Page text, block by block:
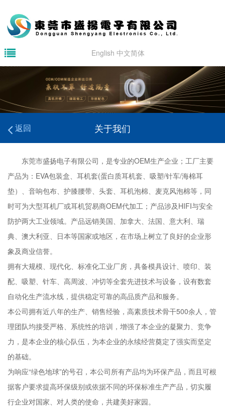
English 中文简体
返回 关于我们
东莞市盛扬电子有限公司，是专业的OEM生产企业；工厂主要
产品为：EVA包装盒、耳机套(蛋白质耳机套、吸塑/针车/海棉耳
垫）、音响包布、护膝腰带、头套、耳机泡棉、麦克风泡棉等，同
时可为大型耳机厂或耳机贸易商OEM代加工；产品涉及HIFI与安全
防护两大工业领域。产品远销美国、加拿大、法国、意大利、瑞
典、澳大利亚、日本等国家或地区，在市场上树立了良好的企业形
象及商业信誉。
拥有大规模、现代化、标准化工业厂房，具备模具设计、喷印、装
配、吸塑、针车、高周波、冲切等全套先进技术与设备，设有数套
自动化生产流水线，提供稳定可靠的高品质产品和服务。
本公司拥有近八年的生产、销售经验，高素质技术骨干500余人，管
理团队均接受严格、系统性的培训，增强了本企业的凝聚力、竞争
力，是本企业的核心队伍，为本企业的永续经营奠定了强实而坚定
的基础。
为响应“绿色地球”的号召，本公司所有产品均为环保产品，而且可根
据客户要求提高环保级别或依据不同的环保标准生产产品，切实履
行企业对国家、对人类的使命，共建美好家园。